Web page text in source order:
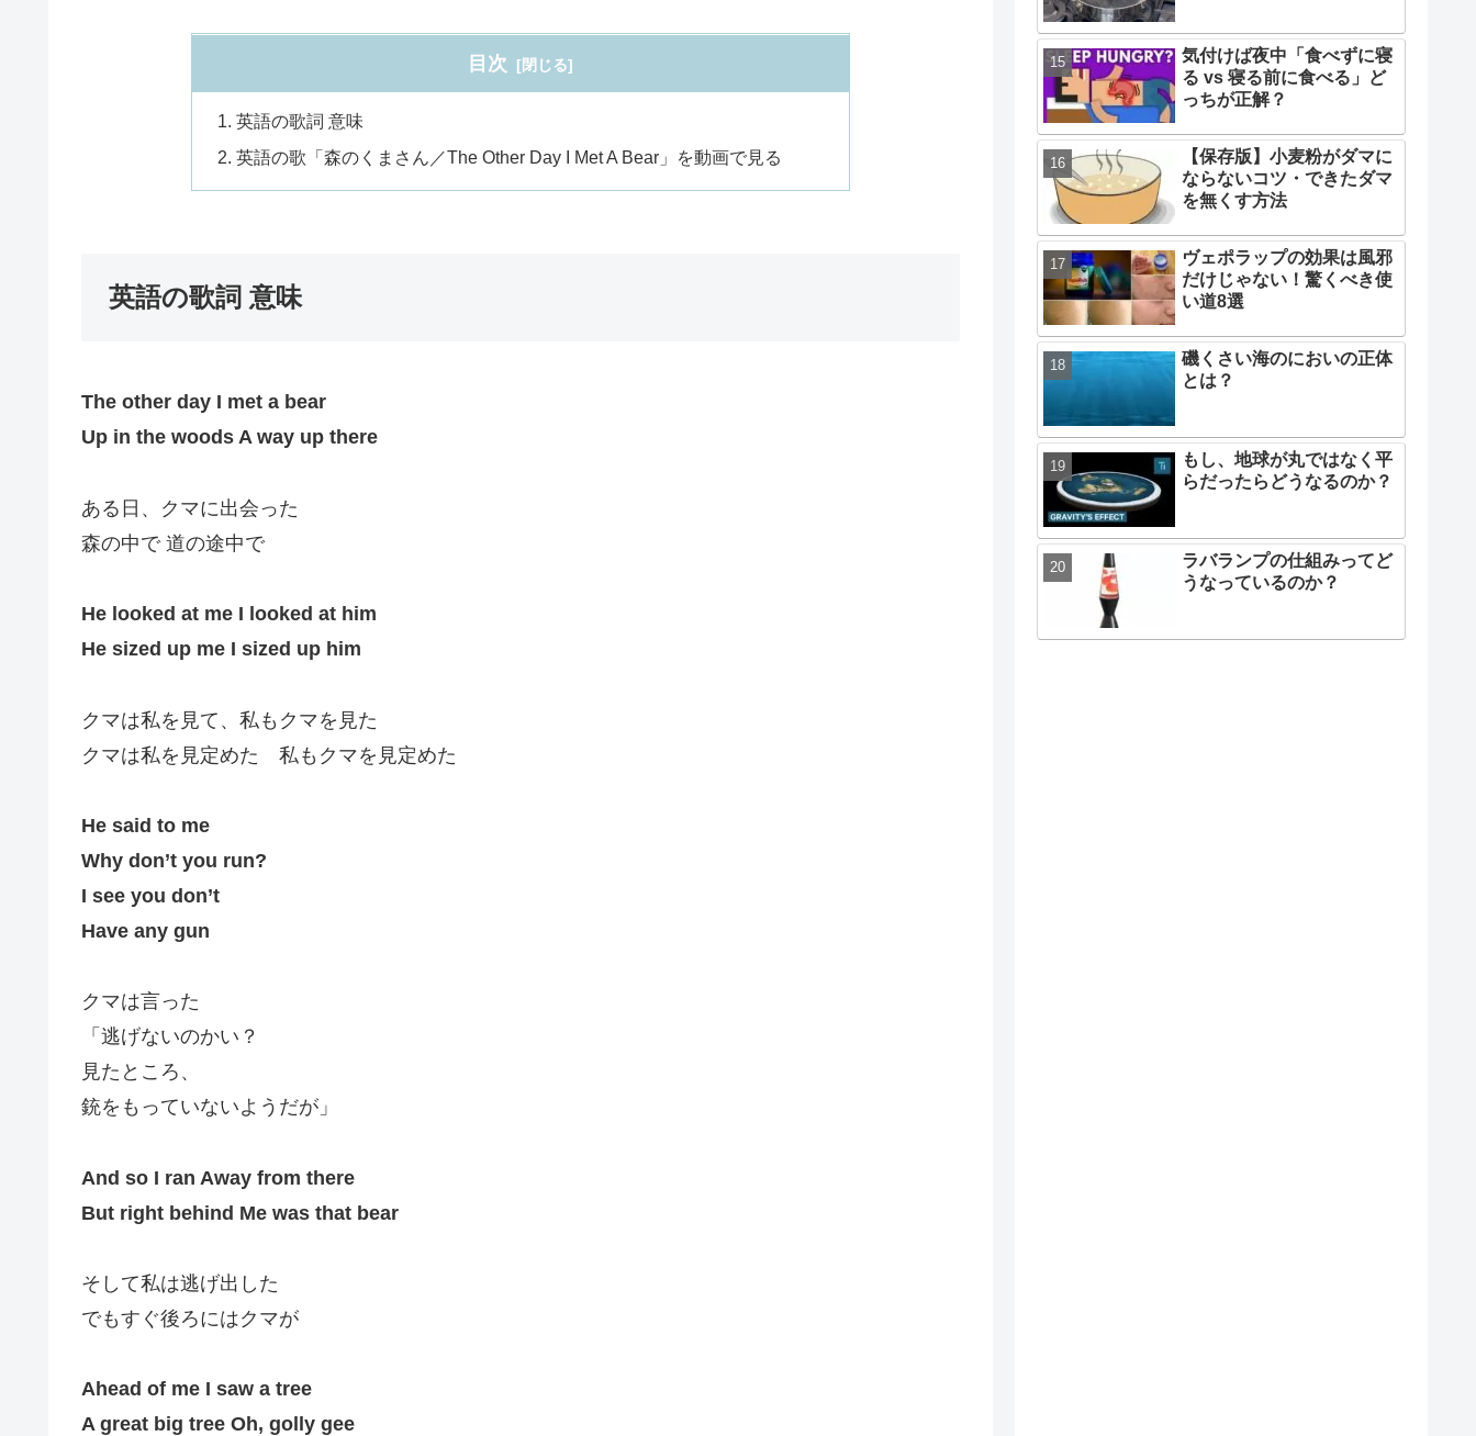
目次
英語の歌詞 意味
英語の歌「森のくまさん／The Other Day I Met A Bear」を動画で見る
英語の歌詞 意味
The other day I met a bear
Up in the woods A way up there
ある日、クマに出会った
森の中で 道の途中で
He looked at me I looked at him
He sized up me I sized up him
クマは私を見て、私もクマを見た
クマは私を見定めた 私もクマを見定めた
He said to me
Why don’t you run?
I see you don’t
Have any gun
クマは言った
「逃げないのかい？
見たところ、
銃をもっていないようだが」
And so I ran Away from there
But right behind Me was that bear
そして私は逃げ出した
でもすぐ後ろにはクマが
Ahead of me I saw a tree
A great big tree Oh, golly gee
気付けば夜中「食べずに寝
る vs 寝る前に食べる」ど
っちが正解？
【保存版】小麦粉がダマに
ならないコツ・できたダマ
を無くす方法
ヴェポラップの効果は風邪
だけじゃない！驚くべき使
い道8選
磯くさい海のにおいの正体
とは？
もし、地球が丸ではなく平
らだったらどうなるのか？
ラバランプの仕組みってど
うなっているのか？